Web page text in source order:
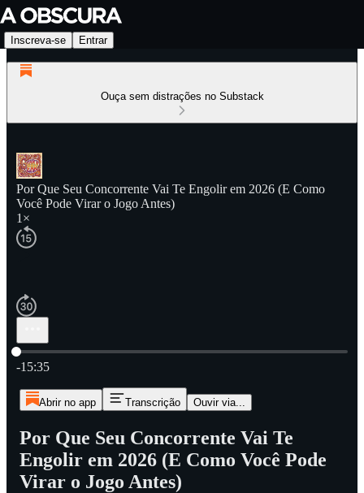
Inscreva-se Entrar
Ouça sem distrações no Substack
Por Que Seu Concorrente Vai Te Engolir em 2026 (E Como
Você Pode Virar o Jogo Antes)
1×
Hora atual: 0:00 / Tempo total: -15:35
-15:35
Abrir no app Transcrição Ouvir via...
Por Que Seu Concorrente Vai Te
Engolir em 2026 (E Como Você Pode
Virar o Jogo Antes)